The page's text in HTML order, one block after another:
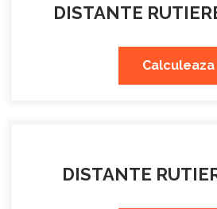
DISTANTE
Calculeaza
DISTANTE